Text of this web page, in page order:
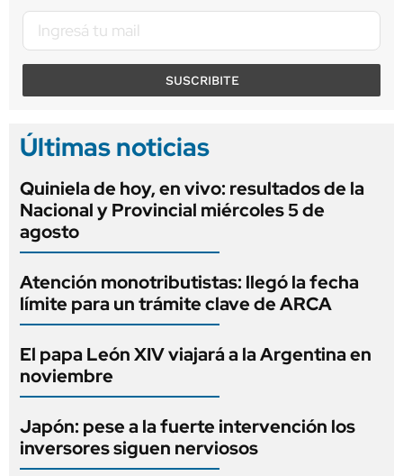
SUSCRIBITE
Últimas noticias
Quiniela de hoy, en vivo: resultados de la
Nacional y Provincial miércoles 5 de
agosto
Atención monotributistas: llegó la fecha
límite para un trámite clave de ARCA
El papa León XIV viajará a la Argentina en
noviembre
Japón: pese a la fuerte intervención los
inversores siguen nerviosos